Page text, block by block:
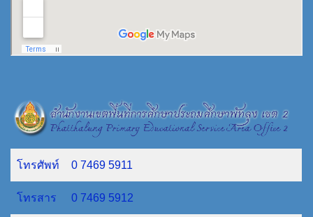
โทรศัพท์ 0 7469 5911
โทรสาร 0 7469 5912